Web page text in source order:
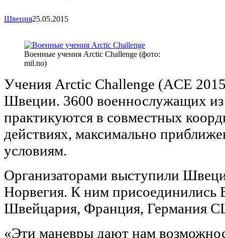
Швеция25.05.2015
Военные учения Arctic Challenge (фото:
mil.no)
Учения Arctic Challenge (ACE
Швеции. 3600 военнослужащих из
практикуются в совместных
действиях, максимально
условиям.
Организаторами выступили
Норвегия. К ним присоединились
Швейцария, Франция, Германия
«Эти маневры дают нам